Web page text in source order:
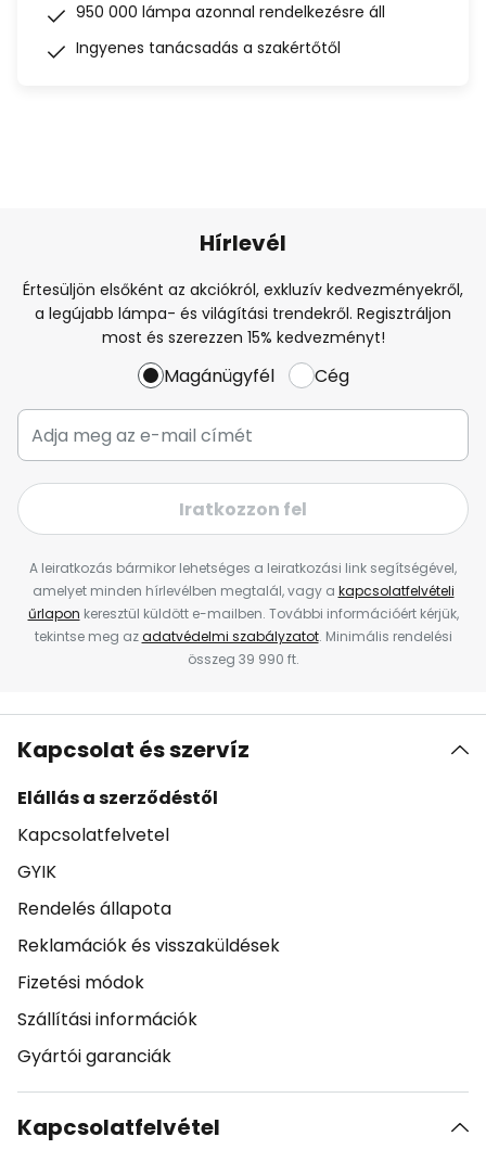
950 000 lámpa azonnal rendelkezésre áll
Ingyenes tanácsadás a szakértőtől
Hírlevél
Értesüljön elsőként az akciókról, exkluzív kedvezményekről,
a legújabb lámpa- és világítási trendekről. Regisztráljon
most és szerezzen 15% kedvezményt!
Magánügyfél Cég
Iratkozzon fel
A leiratkozás bármikor lehetséges a leiratkozási link segítségével,
amelyet minden hírlevélben megtalál, vagy a kapcsolatfelvételi
űrlapon keresztül küldött e-mailben. További információért kérjük,
tekintse meg azadatvédelmi szabályzatot. Minimális rendelési
összeg 39 990 ft.
Kapcsolat és szervíz
Elállás a szerződéstől
Kapcsolatfelvetel
GYIK
Rendelés állapota
Reklamációk és visszaküldések
Fizetési módok
Szállítási információk
Gyártói garanciák
Kapcsolatfelvétel